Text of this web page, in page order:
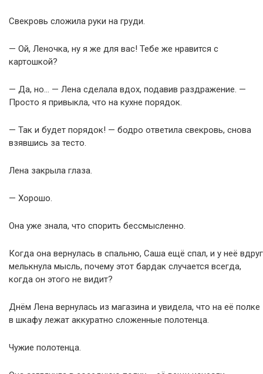
Свекровь сложила руки на груди.
— Ой, Леночка, ну я же для вас! Тебе же нравится с
картошкой?
— Да, но… — Лена сделала вдох, подавив раздражение. —
Просто я привыкла, что на кухне порядок.
— Так и будет порядок! — бодро ответила свекровь, снова
взявшись за тесто.
Лена закрыла глаза.
— Хорошо.
Она уже знала, что спорить бессмысленно.
Когда она вернулась в спальню, Саша ещё спал, и у неё вдруг
мелькнула мысль, почему этот бардак случается всегда,
когда он этого не видит?
Днём Лена вернулась из магазина и увидела, что на её полке
в шкафу лежат аккуратно сложенные полотенца.
Чужие полотенца.